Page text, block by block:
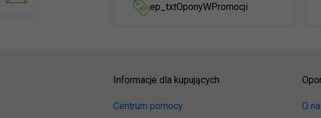
ep_txtOponyWPromocji
Informacje dla kupujących
Centrum pomocy
O